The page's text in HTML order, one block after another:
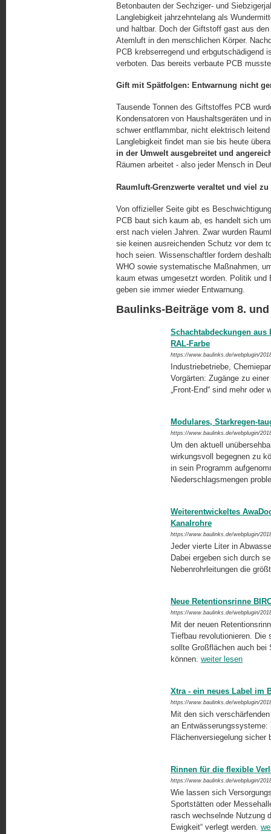
Betonbauten der Sechziger- und
Langlebigkeit jahrzehntelang als
und haltbar. Doch der Giftstoff gast aus
Atemluft in den menschlichen Körper.
PCB krebserregend und erbgutschädigend
verboten. Das bereits verbaute PCB
Gift mit Spätfolgen: Entwarnung nicht
Tausende Tonnen des Giftstoffes PCB
Kondensatoren von Haushaltsgeräten und
schwer entflammbar, nicht elektrisch
Langlebigkeit findet man sie bis heute
in der Umwelt ausgebreitet und
Räumen arbeitet - also jeder Mensch in
Raumluft-Grenzwerte veraltet und viel zu
Von offizieller Seite gibt es
PCB baut sich kaum ab, es handelt sich
erst nach vielen Jahren. Zwar wurden
sie keinen ausreichenden Schutz vor dem
hoch seien. Wissenschaftler for­dern
WHO sowie sys­te­ma­ti­sche Maßnahmen,
kaum etwas umgesetzt worden. Politik
geben sie immer wieder Entwarnung.
Baulinks-Beiträge vom 8.
Schachtabdeckungen
RAL-Farbe
https://www.baulinks.de/webplugin/
Industriebetriebe,
Vorgärten: Zugänge zu
„Front-End“ sind mehr
Modulares, Starkregen-
https://www.baulinks.de/webplugin/
Um den aktuell
wirkungsvoll begegnen zu
in sein Programm
Niederschlagsmengen
Weiterentwickeltes
Kanalrohre
https://www.baulinks.de/webplugin/
Jeder vierte Liter in
Dabei ergeben sich durch
Nebenrohrleitungen die
Neue Retentionsrinne
https://www.baulinks.de/webplugin/
Mit der neuen
Tiefbau revolutionieren. Die
sollte Großflächen auch bei
können. weiter lesen
Xtra - ein neues Label im
https://www.baulinks.de/webplugin/
Mit den sich
an Entwässerungssysteme:
Flächenversiegelung sicher
Rinnen für die flexible
https://www.baulinks.de/webplugin/
Wie lassen sich
Sportstätten oder
rasch wechselnde Nutzung
Ewigkeit“ verlegt werden.